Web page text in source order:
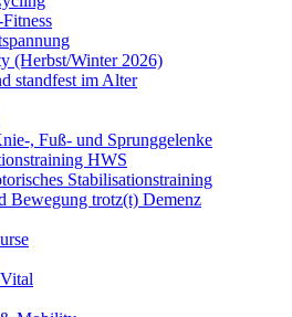
(Herbst/Winter 2026)
standfest im Alter
, Fuß- und Sprunggelenke
HWS
Stabilisationstraining
Bewegung trotz(t) Demenz